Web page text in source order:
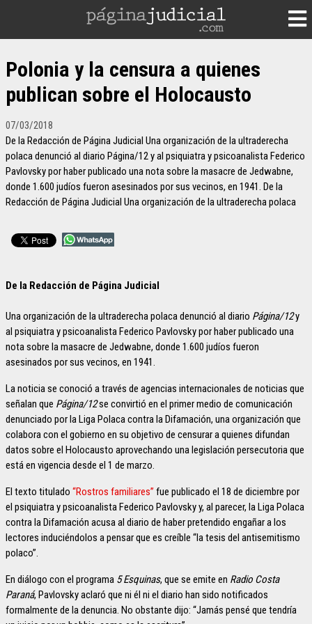
Polonia y la censura a quienes
publican sobre el Holocausto
07/03/2018
De la Redacción de Página Judicial Una organización de la ultraderecha
polaca denunció al diario Página/12 y al psiquiatra y psicoanalista Federico
Pavlovsky por haber publicado una nota sobre la masacre de Jedwabne,
donde 1.600 judíos fueron asesinados por sus vecinos, en 1941. De la
Redacción de Página Judicial Una organización de la ultraderecha polaca
De la Redacción de Página Judicial
Una organización de la ultraderecha polaca denunció al diario Página/12y
al psiquiatra y psicoanalista Federico Pavlovsky por haber publicado una
nota sobre la masacre de Jedwabne, donde 1.600 judíos fueron
asesinados por sus vecinos, en 1941.
La noticia se conoció a través de agencias internacionales de noticias que
señalan que Página/12se convirtió en el primer medio de comunicación
denunciado por la Liga Polaca contra la Difamación, una organización que
colabora con el gobierno en su objetivo de censurar a quienes difundan
datos sobre el Holocausto aprovechando una legislación persecutoria que
está en vigencia desde el 1 de marzo.
El texto titulado “Rostros familiares” fue publicado el 18 de diciembre por
el psiquiatra y psicoanalista Federico Pavlovsky y, al parecer, la Liga Polaca
contra la Difamación acusa al diario de haber pretendido engañar a los
lectores induciéndolos a pensar que es creíble “la tesis del antisemitismo
polaco”.
En diálogo con el programa 5 Esquinas, que se emite en Radio Costa
Paraná, Pavlovsky aclaró que ni él ni el diario han sido notificados
formalmente de la denuncia. No obstante dijo: “Jamás pensé que tendría